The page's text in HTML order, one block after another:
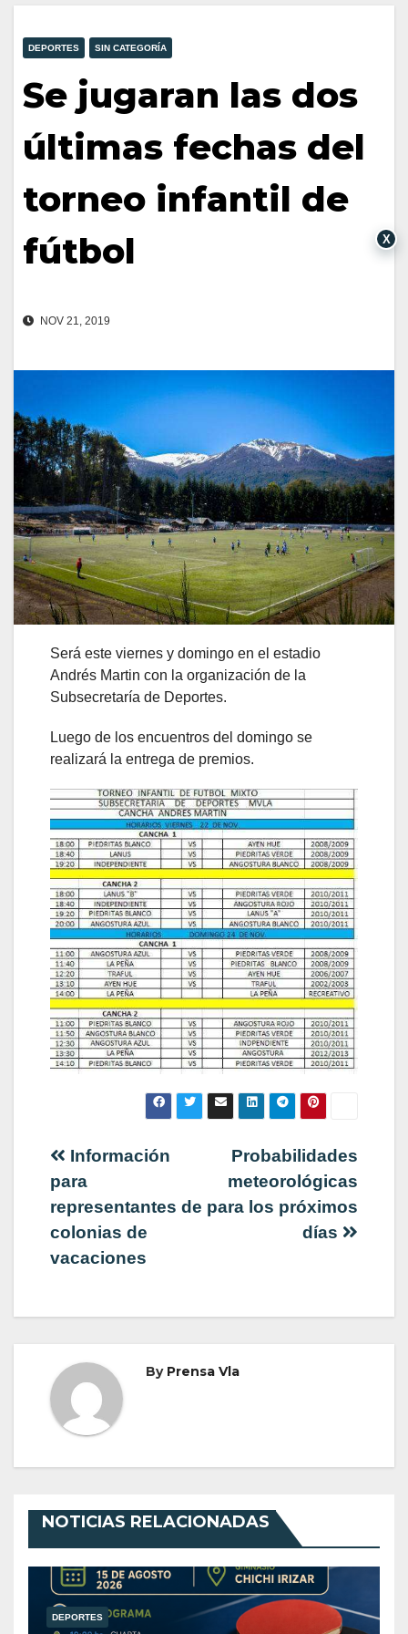
DEPORTES SIN CATEGORÍA
Se jugaran las dos
últimas fechas del
torneo infantil de
fútbol
NOV 21, 2019
Será este viernes y domingo en el estadio
Andrés Martin con la organización de la
Subsecretaría de Deportes.
Luego de los encuentros del domingo se
realizará la entrega de premios.
Navegación
de
entradas
Probabilidades
meteorológicas
para los próximos
días
Información
para
representantes de
colonias de
vacaciones
By Prensa Vla
NOTICIAS RELACIONADAS
DEPORTES
X